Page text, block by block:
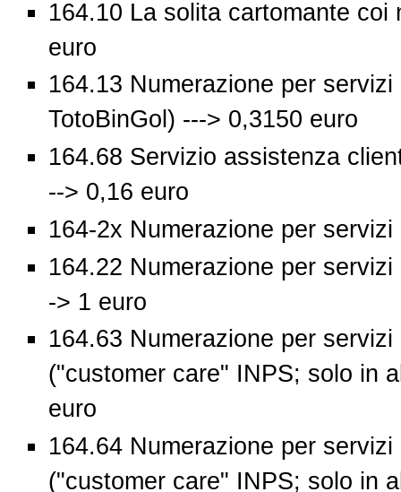
164.10 La solita cartomante coi
euro
164.13 Numerazione per
TotoBinGol) ---> 0,3150 euro
164.68 Servizio assistenza
--> 0,16 euro
164-2x Numerazione per
164.22 Numerazione per
-> 1 euro
164.63 Numerazione per
("customer care" INPS; solo in
euro
164.64 Numerazione per
("customer care" INPS; solo in